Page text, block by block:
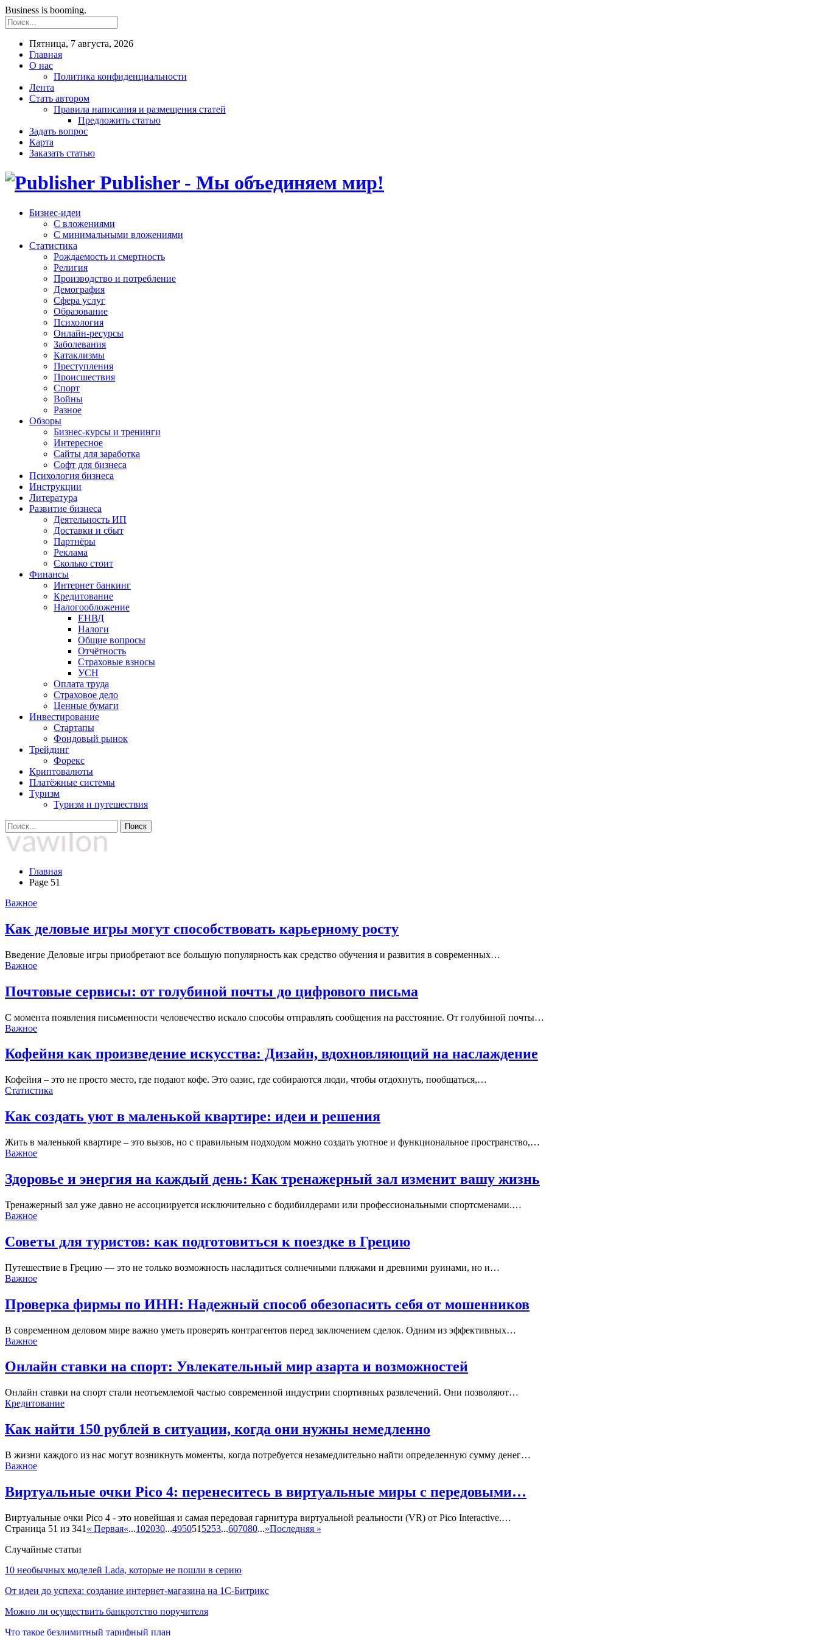
Business is booming.
Пятница, 7 августа, 2026
Главная
О нас
Политика конфиденциальности
Лента
Стать автором
Правила написания и размещения статей
Предложить статью
Задать вопрос
Карта
Заказать статью
Publisher - Мы объединяем мир!
Бизнес-идеи
С вложениями
С минимальными вложениями
Статистика
Рождаемость и смертность
Религия
Производство и потребление
Демография
Сфера услуг
Образование
Психология
Онлайн-ресурсы
Заболевания
Катаклизмы
Преступления
Происшествия
Спорт
Войны
Разное
Обзоры
Бизнес-курсы и тренинги
Интересное
Сайты для заработка
Софт для бизнеса
Психология бизнеса
Инструкции
Литература
Развитие бизнеса
Деятельность ИП
Доставки и сбыт
Партнёры
Реклама
Сколько стоит
Финансы
Интернет банкинг
Кредитование
Налогообложение
ЕНВД
Налоги
Общие вопросы
Отчётность
Страховые взносы
УСН
Оплата труда
Страховое дело
Ценные бумаги
Инвестирование
Стартапы
Фондовый рынок
Трейдинг
Форекс
Криптовалюты
Платёжные системы
Туризм
Туризм и путешествия
Главная
Page 51
Важное
Как деловые игры могут способствовать карьерному росту
Введение Деловые игры приобретают все большую популярность как средство обучения и развития в современных…
Важное
Почтовые сервисы: от голубиной почты до цифрового письма
С момента появления письменности человечество искало способы отправлять сообщения на расстояние. От голубиной почты…
Важное
Кофейня как произведение искусства: Дизайн, вдохновляющий на наслаждение
Кофейня – это не просто место, где подают кофе. Это оазис, где собираются люди, чтобы отдохнуть, пообщаться,…
Статистика
Как создать уют в маленькой квартире: идеи и решения
Жить в маленькой квартире – это вызов, но с правильным подходом можно создать уютное и функциональное пространство,…
Важное
Здоровье и энергия на каждый день: Как тренажерный зал изменит вашу жизнь
Тренажерный зал уже давно не ассоциируется исключительно с бодибилдерами или профессиональными спортсменами.…
Важное
Советы для туристов: как подготовиться к поездке в Грецию
Путешествие в Грецию — это не только возможность насладиться солнечными пляжами и древними руинами, но и…
Важное
Проверка фирмы по ИНН: Надежный способ обезопасить себя от мошенников
В современном деловом мире важно уметь проверять контрагентов перед заключением сделок. Одним из эффективных…
Важное
Онлайн ставки на спорт: Увлекательный мир азарта и возможностей
Онлайн ставки на спорт стали неотъемлемой частью современной индустрии спортивных развлечений. Они позволяют…
Кредитование
Как найти 150 рублей в ситуации, когда они нужны немедленно
В жизни каждого из нас могут возникнуть моменты, когда потребуется незамедлительно найти определенную сумму денег…
Важное
Виртуальные очки Pico 4: перенеситесь в виртуальные миры с передовыми…
Виртуальные очки Pico 4 - это новейшая и самая передовая гарнитура виртуальной реальности (VR) от Pico Interactive.…
Страница 51 из 341 « Первая«...102030...495051 5253...607080...»Последняя »
Случайные статьи
10 необычных моделей Lada, которые не пошли в серию
От идеи до успеха: создание интернет-магазина на 1С-Битрикс
Можно ли осуществить банкротство поручителя
Что такое безлимитный тарифный план